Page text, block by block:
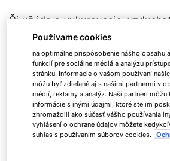
Či už ide o vykurovacie,
vetracie systémy alebo
zariadenia – mnohé štadióny,
multifunkčné haly po celom
vybavené kompletným
poskytovateľa WOLF. A má to
presvedčivú výhodu: všetky
dokonale zapadajú a sú
zosúladené. Zaisťuje sa tak
Používame cookies
na optimálne prispôsobenie nášho obsahu
funkcií pre sociálne médiá a analýzu
stránku. Informácie o vašom používaní
môžu byť zdieľané aj s našimi partnermi v
médií, reklamy a analýz. Naši partneri
informácie s inými údajmi, ktoré ste im
zhromaždili ako súčasť vášho používania
vyhlásení o ochrane údajov môžete
súhlas s používaním súborov cookies.